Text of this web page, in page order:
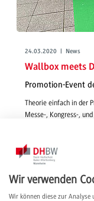
24.03.2020 | News
Wallbox meets
Promotion-Event
Theorie einfach in der
Messe-, Kongress-,
weiterlesen
Wir verwenden
Wir können diese zur Analyse